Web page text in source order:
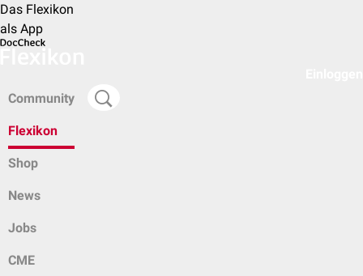
Das Flexikon
als App
Community
Flexikon
Shop
News
Jobs
CME